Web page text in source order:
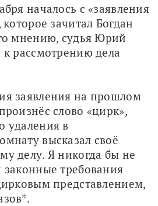
началось с «заявления
зачитал Богдан
мнению, судья Юрий
к рассмотрению дела
заявления на прошлом
слово «цирк»,
удаления в
высказал своё
делу. Я никогда бы не
требования
представлением,